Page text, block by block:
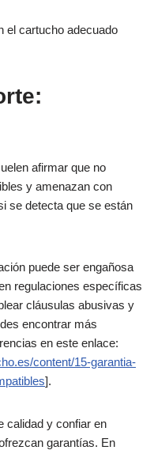
el cartucho adecuado
afirmar que no
y amenazan con
se detecta que se están
puede ser engañosa
regulaciones específicas
cláusulas abusivas y
encontrar más
en este enlace:
content/15-garantia-
].
calidad y confiar en
garantías. En